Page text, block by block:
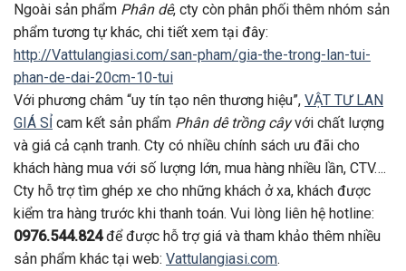
Ngoài sản phẩm Phân dê, cty còn phân phối thêm nhóm sản
phẩm tương tự khác, chi tiết xem tại đây:
http://Vattulangiasi.com/san-pham/gia-the-trong-lan-tui-
phan-de-dai-20cm-10-tui
Với phương châm “uy tín tạo nên thương hiệu”, VẬT TƯ LAN
GIÁ SỈ cam kết sản phẩm Phân dêtrồng câyvới chất lượng
và giá cả cạnh tranh. Cty có nhiều chính sách ưu đãi cho
khách hàng mua với số lượng lớn, mua hàng nhiều lần, CTV….
Cty hỗ trợ tìm ghép xe cho những khách ở xa, khách được
kiểm tra hàng trước khi thanh toán. Vui lòng liên hệ hotline:
0976.544.824để được hỗ trợ giá và tham khảo thêm nhiều
sản phẩm khác tại web: Vattulangiasi.com.